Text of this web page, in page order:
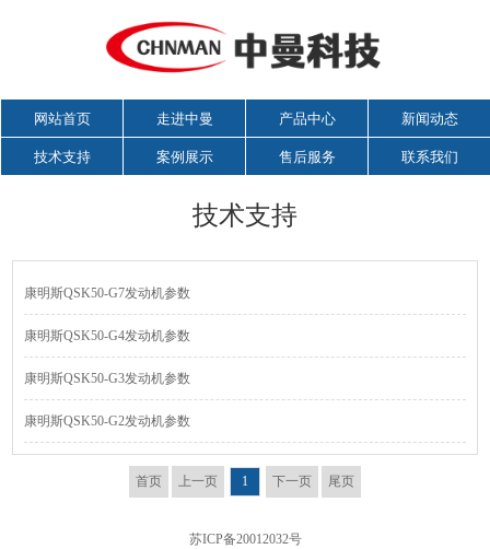
网站首页 走进中曼 产品中心 新闻动态
技术支持 案例展示 售后服务 联系我们
技术支持
康明斯QSK50-G7发动机参数
康明斯QSK50-G4发动机参数
康明斯QSK50-G3发动机参数
康明斯QSK50-G2发动机参数
首页 上一页 1 下一页 尾页
苏ICP备20012032号